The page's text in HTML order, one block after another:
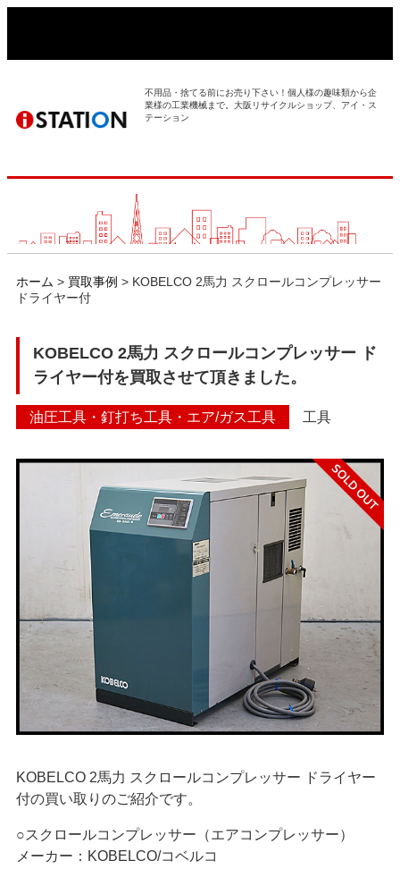
不用品・捨てる前にお売り下さい！個人様の趣味類から企
業様の工業機械まで。大阪リサイクルショップ、アイ・ス
テーション
ホーム > 買取事例 > KOBELCO 2馬力 スクロールコンプレッサー
ドライヤー付
KOBELCO 2馬力 スクロールコンプレッサー ド
ライヤー付を買取させて頂きました。
油圧工具・釘打ち工具・エア/ガス工具 工具
KOBELCO 2馬力 スクロールコンプレッサー ドライヤー
付の買い取りのご紹介です。
○スクロールコンプレッサー（エアコンプレッサー）
メーカー：KOBELCO/コベルコ
> 買取事例
> 出張買取
> 発送買取
> よくあるご質問
> 遺品整理
> 工場閉鎖に伴う一括整理
> 債務・任意整理担当の弁
護士さまへ
> おもちゃ・ホビー・楽器
等・マニア品・コレクタ
ーズアイテム
> 厨房機器・店舗用品買取
> 骨董品・古美術品の査定
> プライバシーポリシー